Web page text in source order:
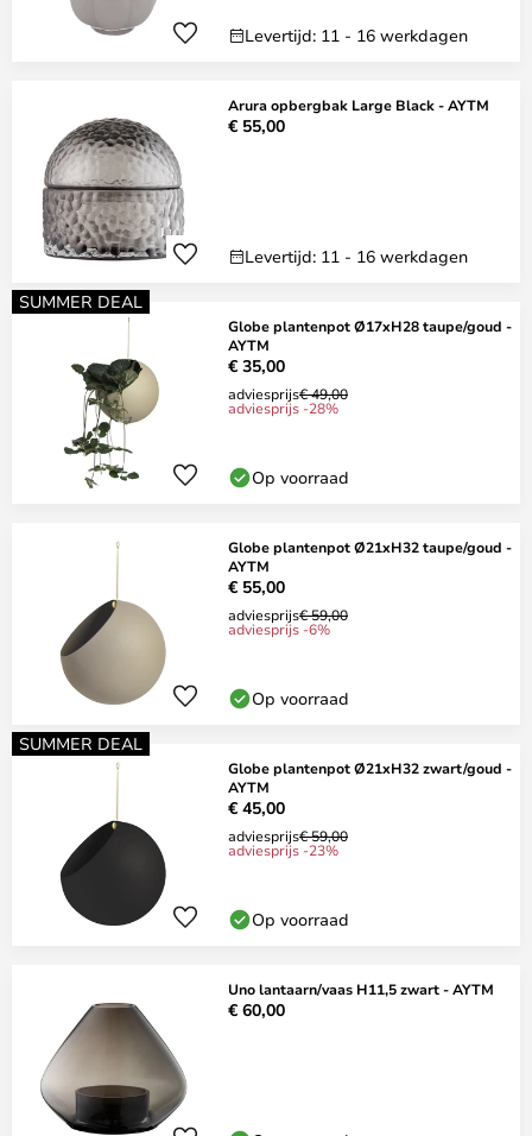
Levertijd: 11 - 16 werkdagen
Arura opbergbak Large Black - AYTM
€ 55,00
Levertijd: 11 - 16 werkdagen
SUMMER DEAL
Globe plantenpot Ø17xH28 taupe/goud -
AYTM
€ 35,00
adviesprijs€ 49,00
adviesprijs -28%
Op voorraad
Globe plantenpot Ø21xH32 taupe/goud -
AYTM
€ 55,00
adviesprijs€ 59,00
adviesprijs -6%
Op voorraad
SUMMER DEAL
Globe plantenpot Ø21xH32 zwart/goud -
AYTM
€ 45,00
adviesprijs€ 59,00
adviesprijs -23%
Op voorraad
Uno lantaarn/vaas H11,5 zwart - AYTM
€ 60,00